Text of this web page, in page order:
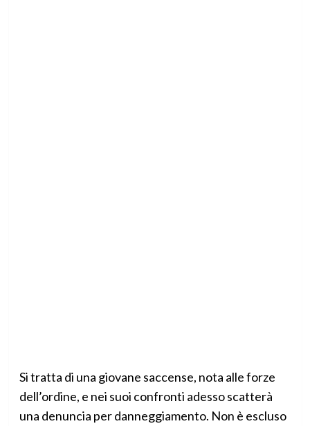
Si tratta di una giovane saccense, nota alle forze
dell’ordine, e nei suoi confronti adesso scatterà
una denuncia per danneggiamento. Non è escluso